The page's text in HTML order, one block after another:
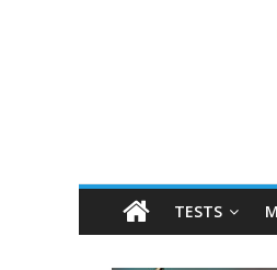
TESTS